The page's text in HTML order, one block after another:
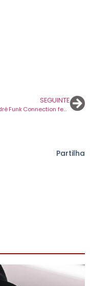
SEGUINTE
Cais Sodré Funk Connection festejam 15 anos de carreira e novo álbum com concerto amanhã em Lisboa.
Partilha